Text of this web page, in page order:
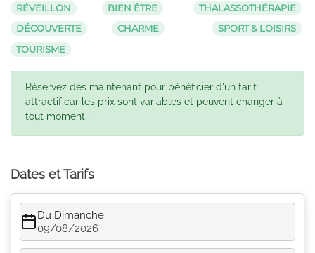
RÉVEILLON
BIEN ÊTRE
THALASSOTHÉRAPIE
DÉCOUVERTE
CHARME
SPORT & LOISIRS
TOURISME
Réservez dès maintenant pour bénéficier d'un tarif
attractif,car les prix sont variables et peuvent changer à
tout moment .
Dates et Tarifs
Du Dimanche
09/08/2026